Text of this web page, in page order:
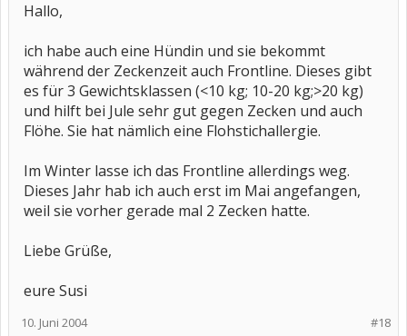
Hallo,
ich habe auch eine Hündin und sie bekommt
während der Zeckenzeit auch Frontline. Dieses gibt
es für 3 Gewichtsklassen (<10 kg; 10-20 kg;>20 kg)
und hilft bei Jule sehr gut gegen Zecken und auch
Flöhe. Sie hat nämlich eine Flohstichallergie.
Im Winter lasse ich das Frontline allerdings weg.
Dieses Jahr hab ich auch erst im Mai angefangen,
weil sie vorher gerade mal 2 Zecken hatte.
Liebe Grüße,
eure Susi
#18
10. Juni 2004